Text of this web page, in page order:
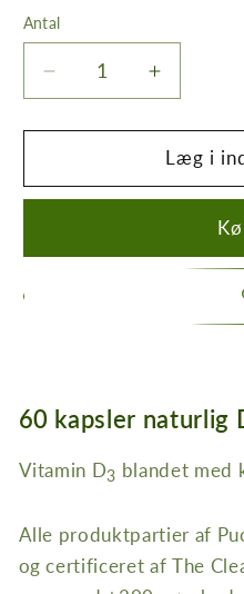
Antal
Reducer
antallet
for
-
udvundet
Øg
antallet
for
PUORI
-
Naturligt
udvundet
Læg i
60 kapsler naturlig
Vitamin D3 blandet med
Alle produktpartier af
og certificeret af The